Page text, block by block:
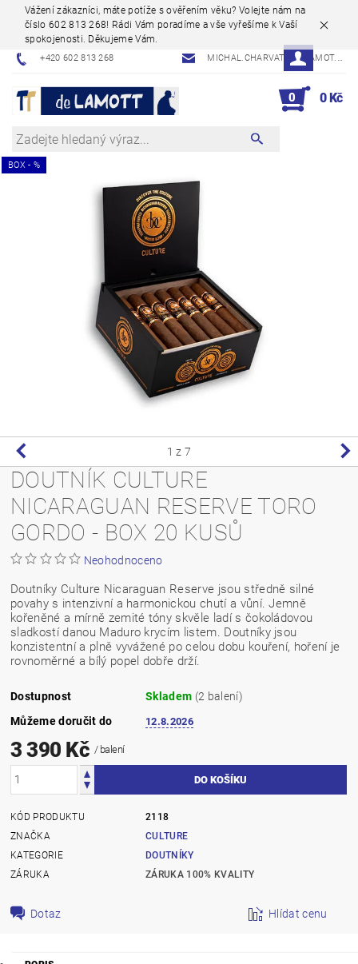
Vážení zákazníci, máte potíže s ověřením věku? Volejte nám na
číslo 602 813 268! Rádi Vám poradíme a vše vyřešíme k Vaší
spokojenosti. Děkujeme Vám.
+420 602 813 268 MICHAL.CHARVAT@DELAMOT.CZ
0 0 Kč
BOX - %
1 z 7
DOUTNÍK CULTURE
NICARAGUAN RESERVE TORO
GORDO - BOX 20 KUSŮ
Neohodnoceno
Doutníky Culture Nicaraguan Reserve jsou středně silné
povahy s intenzivní a harmonickou chutí a vůní. Jemně
kořeněné a mírně zemité tóny skvěle ladí s čokoládovou
sladkostí danou Maduro krycím listem. Doutníky jsou
konzistentní a plně vyvážené po celou dobu kouření, hoření je
rovnoměrné a bílý popel dobře drží.
Dostupnost Skladem (2 balení)
Můžeme doručit do
12.8.2026
3 390 Kč / balení
KÓD PRODUKTU
2118
ZNAČKA
CULTURE
KATEGORIE
DOUTNÍKY
ZÁRUKA
ZÁRUKA 100% KVALITY
Dotaz Hlídat cenu